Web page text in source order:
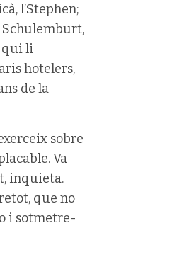
l’Stephen;
Schulemburt,
qui li
hotelers,
de la
sobre
Va
inquieta.
que no
i sotmetre-